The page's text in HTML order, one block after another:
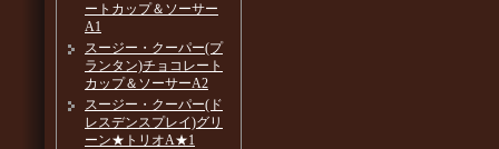
ートカップ＆ソーサー
A1
スージー・クーパー(プ
ランタン)チョコレート
カップ＆ソーサーA2
スージー・クーパー(ド
レスデンスプレイ)グリ
ーン★トリオA★1